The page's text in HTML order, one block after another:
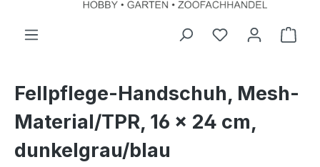
Fellpflege-Handschuh, Mesh-
Material/TPR, 16 × 24 cm,
dunkelgrau/blau